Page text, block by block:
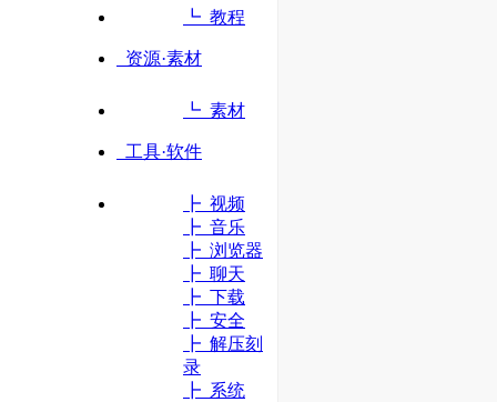
┗ 教程
资源·素材
┗ 素材
工具·软件
┣ 视频
┣ 音乐
┣ 浏览器
┣ 聊天
┣ 下载
┣ 安全
┣ 解压刻
录
┣ 系统